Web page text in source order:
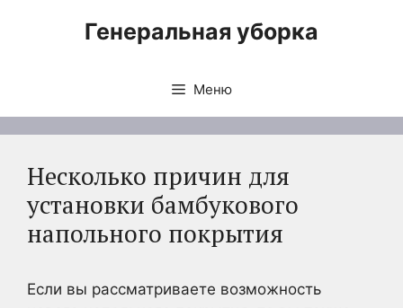
Генеральная уборка
Меню
Несколько причин для
установки бамбукового
напольного покрытия
Если вы рассматриваете возможность